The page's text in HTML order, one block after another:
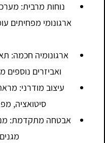
נוחות מרבית:
ארגונומי מפחיתים
ארגונומיה חכמה:
ואביזרים נוספים
עיצוב מודרני:
סיטואציה,
אבטחה מתקדמת: